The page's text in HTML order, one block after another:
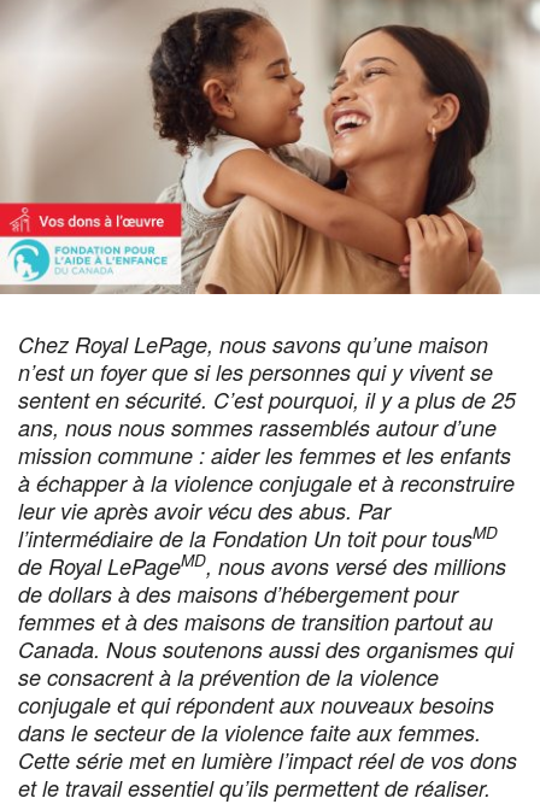
Chez Royal LePage, nous savons qu’une maison
n’est un foyer que si les personnes qui y vivent se
sentent en sécurité. C’est pourquoi, il y a plus de 25
ans, nous nous sommes rassemblés autour d’une
mission commune : aider les femmes et les enfants
à échapper à la violence conjugale et à reconstruire
leur vie après avoir vécu des abus. Par
l’intermédiaire de la Fondation Un toit pour tousMD
de Royal LePageMD, nous avons versé des millions
de dollars à des maisons d’hébergement pour
femmes et à des maisons de transition partout au
Canada. Nous soutenons aussi des organismes qui
se consacrent à la prévention de la violence
conjugale et qui répondent aux nouveaux besoins
dans le secteur de la violence faite aux femmes.
Cette série met en lumière l’impact réel de vos dons
et le travail essentiel qu’ils permettent de réaliser.